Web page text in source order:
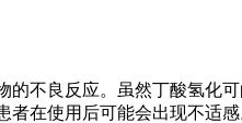
不良反应。虽然丁酸氢化
在使用后可能会出现不适